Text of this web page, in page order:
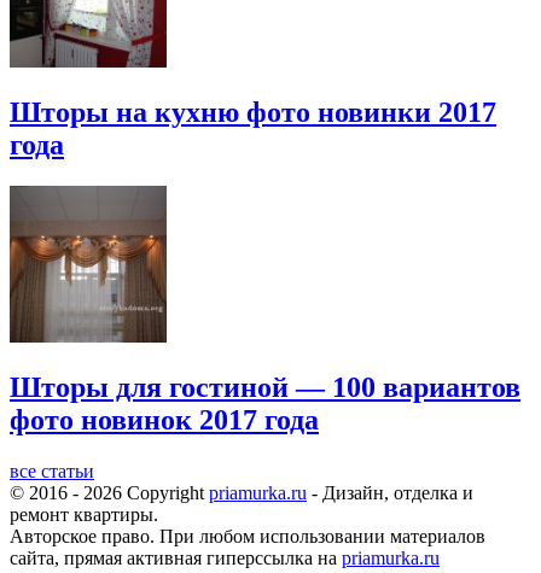
Шторы на кухню фото новинки 2017
года
Шторы для гостиной — 100 вариантов
фото новинок 2017 года
все статьи
© 2016 - 2026 Copyright priamurka.ru - Дизайн, отделка и
ремонт квартиры.
Авторское право. При любом использовании материалов
сайта, прямая активная гиперссылка на priamurka.ru